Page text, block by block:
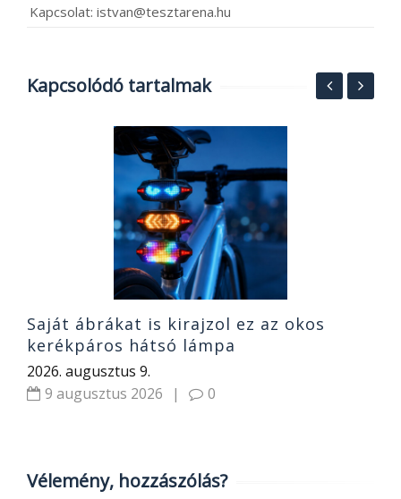
Kapcsolat: istvan@tesztarena.hu
Kapcsolódó tartalmak
Saját ábrákat is kirajzol ez az okos
kerékpáros hátsó lámpa
2026. augusztus 9.
9 augusztus 2026
| 0
Vélemény, hozzászólás?